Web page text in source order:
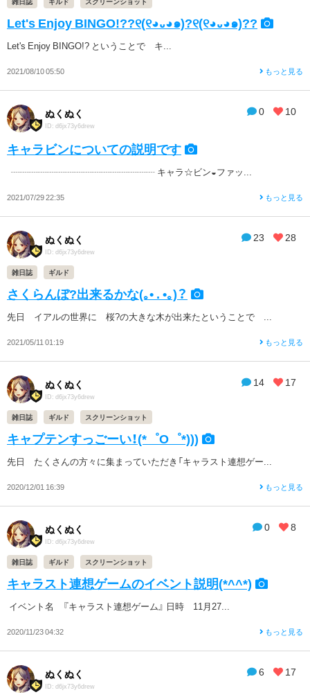
Let's Enjoy BINGO!??୧(୧◕᎑◕๑)?୧(୧◕᎑◕๑)??
Let's Enjoy BINGO!? ということで キ...
2021/08/10 05:50 もっと見る
0 10
ぬくぬく
ID: d6jx73y6drew
キャラビンについての説明です
┈┈┈┈┈┈┈┈┈┈┈┈┈┈┈┈ キャラ☆ビン◒ファッ...
2021/07/29 22:35 もっと見る
23 28
ぬくぬく
ID: d6jx73y6drew
雑日誌 ギルド
さくらんぼ?出来るかな(｡• . •｡)？
先日 イアルの世界に 桜?の大きな木が出来たということで ...
2021/05/11 01:19 もっと見る
14 17
ぬくぬく
ID: d6jx73y6drew
雑日誌 ギルド スクリーンショット
キャプテンすっごーい！(*゜O゜*)))
先日 たくさんの方々に集まっていただき「キャラスト連想ゲー...
2020/12/01 16:39 もっと見る
0 8
ぬくぬく
ID: d6jx73y6drew
雑日誌 ギルド スクリーンショット
キャラスト連想ゲームのイベント説明(*^^*)
イベント名 『キャラスト連想ゲーム』 日時 11月27...
2020/11/23 04:32 もっと見る
6 17
ぬくぬく
ID: d6jx73y6drew